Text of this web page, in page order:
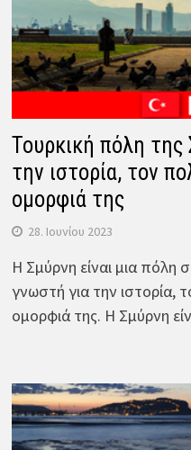
Τουρκική πόλη
την ιστορία, τον
ομορφιά της
28. Ιουνίου 2023
Η Σμύρνη είναι μια πόλη
γνωστή για την ιστορία,
ομορφιά της. Η Σμύρνη